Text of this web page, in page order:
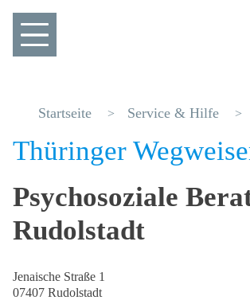
Startseite Service & Hilfe
Thüringer
Psychosoziale
Rudolstadt
Jenaische Straße 1
07407 Rudolstadt